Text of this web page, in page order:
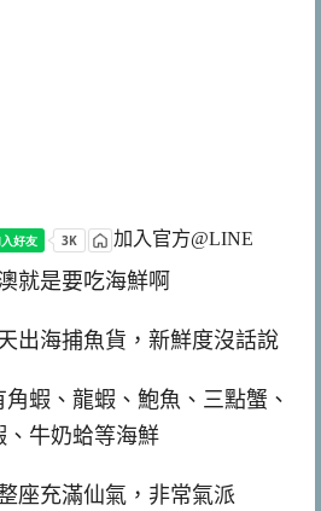
加入官方@LINE
就是要吃海鮮啊
出海捕魚貨，新鮮度沒話說
蝦、龍蝦、鮑魚、三點蟹、
、牛奶蛤等海鮮
座充滿仙氣，非常氣派